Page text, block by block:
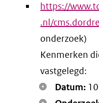
https://
.nl/
onderzoek)
Kenmerken
vastgelegd:
Datum: